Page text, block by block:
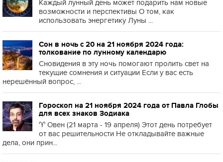
Каждый лунный день может подарить нам новые
возможности и перспективы О том, как
использовать энергетику Луны ...
Сон в ночь с 20 на 21 ноября 2024 года:
толкование по лунному календарю
Сновидения в эту ночь помогают пролить свет на
текущие сомнения и ситуации Если у вас есть
нерешённый вопрос, ...
Гороскоп на 21 ноября 2024 года от Павла Глобы
для всех знаков Зодиака
♈️ Овен (21 марта - 19 апреля) Этот день потребует
от вас решительности Не откладывайте важные
дела, они прин...